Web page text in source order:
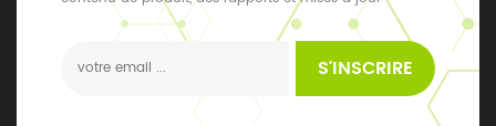
exclusifs, les derniers événements locaux
S'INSCRIRE